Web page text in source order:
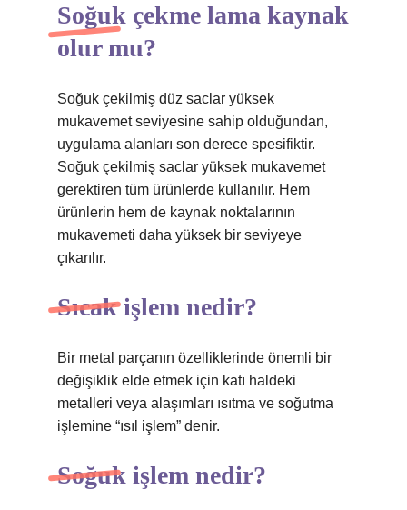
Soğuk çekme lama kaynak
olur mu?
Soğuk çekilmiş düz saclar yüksek
mukavemet seviyesine sahip olduğundan,
uygulama alanları son derece spesifiktir.
Soğuk çekilmiş saclar yüksek mukavemet
gerektiren tüm ürünlerde kullanılır. Hem
ürünlerin hem de kaynak noktalarının
mukavemeti daha yüksek bir seviyeye
çıkarılır.
Sıcak işlem nedir?
Bir metal parçanın özelliklerinde önemli bir
değişiklik elde etmek için katı haldeki
metalleri veya alaşımları ısıtma ve soğutma
işlemine “ısıl işlem” denir.
Soğuk işlem nedir?